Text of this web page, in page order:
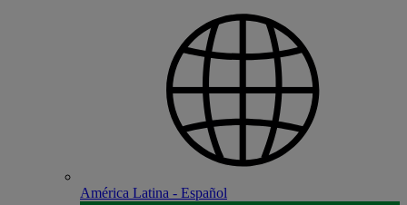
América Latina - Español